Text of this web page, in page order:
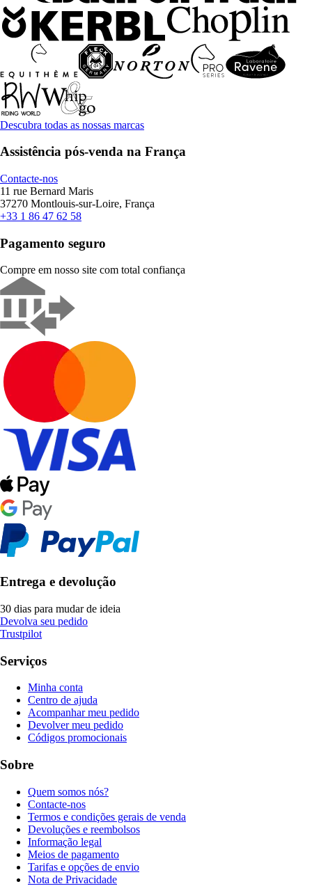
Descubra todas as nossas marcas
Assistência pós-venda na França
Contacte-nos
11 rue Bernard Maris
37270 Montlouis-sur-Loire, França
+33 1 86 47 62 58
Pagamento seguro
Compre em nosso site com total confiança
Entrega e devolução
30 dias para mudar de ideia
Devolva seu pedido
Trustpilot
Serviços
Minha conta
Centro de ajuda
Acompanhar meu pedido
Devolver meu pedido
Códigos promocionais
Sobre
Quem somos nós?
Contacte-nos
Termos e condições gerais de venda
Devoluções e reembolsos
Informação legal
Meios de pagamento
Tarifas e opções de envio
Nota de Privacidade